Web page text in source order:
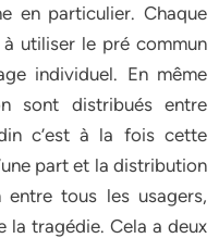
en particulier. Chaque
utiliser le pré commun
individuel. En même
sont distribués entre
c’est à la fois cette
part et la distribution
entre tous les usagers,
la tragédie. Cela a deux